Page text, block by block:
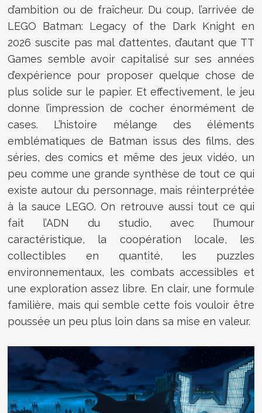
d’ambition ou de fraîcheur. Du coup, l’arrivée de
LEGO Batman: Legacy of the Dark Knight en
2026 suscite pas mal d’attentes, d’autant que TT
Games semble avoir capitalisé sur ses années
d’expérience pour proposer quelque chose de
plus solide sur le papier. Et effectivement, le jeu
donne l’impression de cocher énormément de
cases. L’histoire mélange des éléments
emblématiques de Batman issus des films, des
séries, des comics et même des jeux vidéo, un
peu comme une grande synthèse de tout ce qui
existe autour du personnage, mais réinterprétée
à la sauce LEGO. On retrouve aussi tout ce qui
fait l’ADN du studio, avec l’humour
caractéristique, la coopération locale, les
collectibles en quantité, les puzzles
environnementaux, les combats accessibles et
une exploration assez libre. En clair, une formule
familière, mais qui semble cette fois vouloir être
poussée un peu plus loin dans sa mise en valeur.